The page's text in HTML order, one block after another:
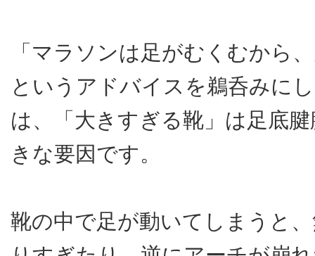
「マラソンは足がむくむから
というアドバイスを鵜呑みに
は、「大きすぎる靴」は足底
きな要因です。
靴の中で足が動いてしまうと